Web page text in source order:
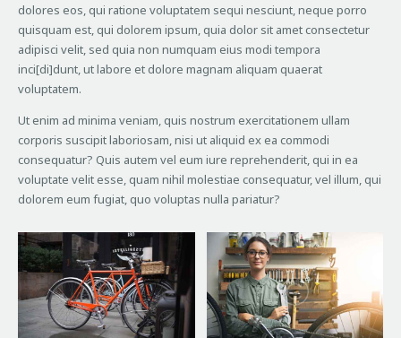
dolores eos, qui ratione voluptatem sequi nesciunt, neque porro
quisquam est, qui dolorem ipsum, quia dolor sit amet consectetur
adipisci velit, sed quia non numquam eius modi tempora
inci[di]dunt, ut labore et dolore magnam aliquam quaerat
voluptatem.
Ut enim ad minima veniam, quis nostrum exercitationem ullam
corporis suscipit laboriosam, nisi ut aliquid ex ea commodi
consequatur? Quis autem vel eum iure reprehenderit, qui in ea
voluptate velit esse, quam nihil molestiae consequatur, vel illum, qui
dolorem eum fugiat, quo voluptas nulla pariatur?